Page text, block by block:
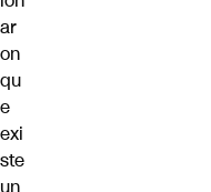
ar
on
qu
e
exi
ste
un